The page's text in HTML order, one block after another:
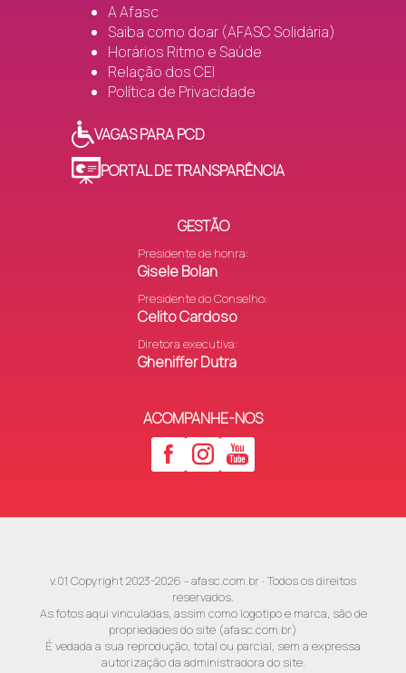
A Afasc
Saiba como doar (AFASC Solidária)
Horários Ritmo e Saúde
Relação dos CEI
Política de Privacidade
VAGAS PARA PCD
PORTAL DE TRANSPARÊNCIA
GESTÃO
Presidente de honra:
Gisele Bolan
Presidente do Conselho:
Celito Cardoso
Diretora executiva:
Gheniffer Dutra
ACOMPANHE-NOS
v.01 Copyright 2023-2026 - afasc.com.br · Todos os direitos
reservados.
As fotos aqui vinculadas, assim como logotipo e marca, são de
propriedades do site (afasc.com.br)
É vedada a sua reprodução, total ou parcial, sem a expressa
autorização da administradora do site.